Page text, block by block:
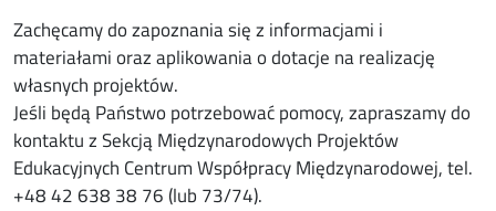
Zachęcamy do zapoznania się z informacjami i
materiałami oraz aplikowania o dotacje na realizację
własnych projektów.
Jeśli będą Państwo potrzebować pomocy, zapraszamy do
kontaktu z Sekcją Międzynarodowych Projektów
Edukacyjnych Centrum Współpracy Międzynarodowej, tel.
+48 42 638 38 76 (lub 73/74).